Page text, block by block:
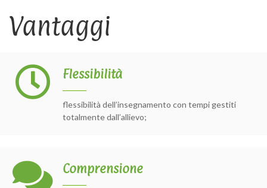
Vantaggi
Flessibilità
flessibilità dell’insegnamento con tempi gestiti
totalmente dall’allievo;
Comprensione